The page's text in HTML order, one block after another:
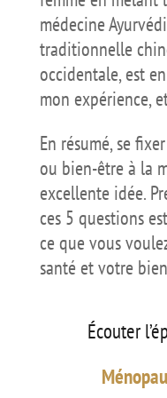
médecine
traditionnelle
occidentale, est
mon expérience,
En résumé, se
ou bien-être à la
excellente idée.
ces 5 questions
ce que vous
santé et votre
Écouter